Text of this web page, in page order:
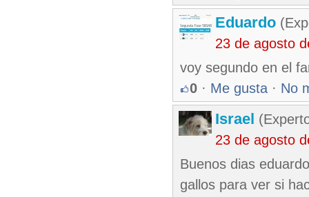
Eduardo
23 de agosto
voy segundo en el
0 · Me gusta · No
Israel
23 de agosto
Buenos dias
gallos para ver si